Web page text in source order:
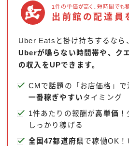
1件の単価が高く、短時間でも
出前館の配達員
Uber Eatsと掛け持ちするなら
Uberが鳴らない時間帯や、ク
の収入をUPできます。
CMで話題の「お店価格」
一番稼ぎやすいタイミング
1件あたりの報酬が高単価
しっかり稼げる
全国47都道府県で稼働OK！